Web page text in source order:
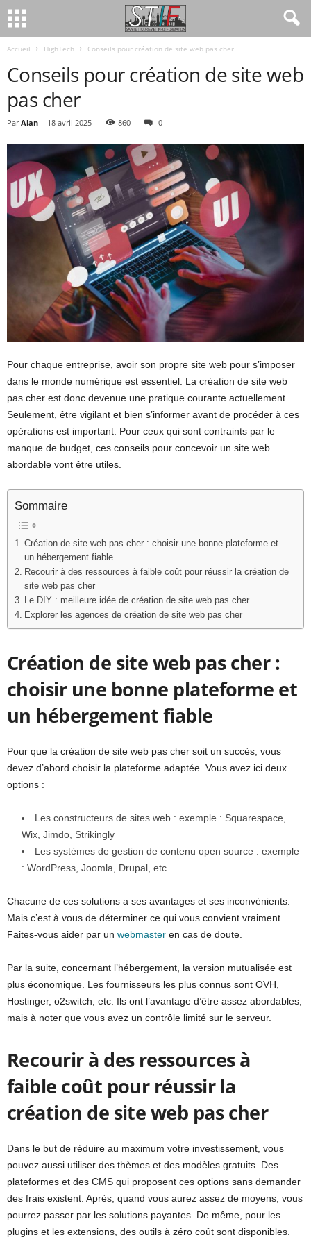
Accueil HighTech Conseils pour création de site web pas cher
Conseils pour création de site web
pas cher
Par Alan - 18 avril 2025 860 0
Pour chaque entreprise, avoir son propre site web pour s’imposer
dans le monde numérique est essentiel. La création de site web
pas cher est donc devenue une pratique courante actuellement.
Seulement, être vigilant et bien s’informer avant de procéder à ces
opérations est important. Pour ceux qui sont contraints par le
manque de budget, ces conseils pour concevoir un site web
abordable vont être utiles.
Sommaire
Création de site web pas cher : choisir une bonne plateforme et
un hébergement fiable
Recourir à des ressources à faible coût pour réussir la création de
site web pas cher
Le DIY : meilleure idée de création de site web pas cher
Explorer les agences de création de site web pas cher
Création de site web pas cher :
choisir une bonne plateforme et
un hébergement fiable
Pour que la création de site web pas cher soit un succès, vous
devez d’abord choisir la plateforme adaptée. Vous avez ici deux
options :
Les constructeurs de sites web : exemple : Squarespace,
Wix, Jimdo, Strikingly
Les systèmes de gestion de contenu open source : exemple
: WordPress, Joomla, Drupal, etc.
Chacune de ces solutions a ses avantages et ses inconvénients.
Mais c’est à vous de déterminer ce qui vous convient vraiment.
Faites-vous aider par un webmaster en cas de doute.
Par la suite, concernant l’hébergement, la version mutualisée est
plus économique. Les fournisseurs les plus connus sont OVH,
Hostinger, o2switch, etc. Ils ont l’avantage d’être assez abordables,
mais à noter que vous avez un contrôle limité sur le serveur.
Recourir à des ressources à
faible coût pour réussir la
création de site web pas cher
Dans le but de réduire au maximum votre investissement, vous
pouvez aussi utiliser des thèmes et des modèles gratuits. Des
plateformes et des CMS qui proposent ces options sans demander
des frais existent. Après, quand vous aurez assez de moyens, vous
pourrez passer par les solutions payantes. De même, pour les
plugins et les extensions, des outils à zéro coût sont disponibles.